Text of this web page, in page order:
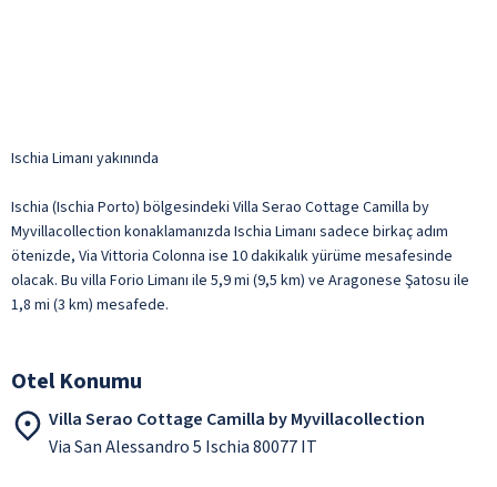
Ischia Limanı yakınında
Ischia (Ischia Porto) bölgesindeki Villa Serao Cottage Camilla by
Myvillacollection konaklamanızda Ischia Limanı sadece birkaç adım
ötenizde, Via Vittoria Colonna ise 10 dakikalık yürüme mesafesinde
olacak. Bu villa Forio Limanı ile 5,9 mi (9,5 km) ve Aragonese Şatosu ile
1,8 mi (3 km) mesafede.
Otel Konumu
Villa Serao Cottage Camilla by Myvillacollection
Via San Alessandro 5 Ischia 80077 IT